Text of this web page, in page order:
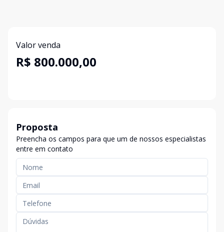
Valor venda
R$ 800.000,00
Proposta
Preencha os campos para que um de nossos especialistas
entre em contato